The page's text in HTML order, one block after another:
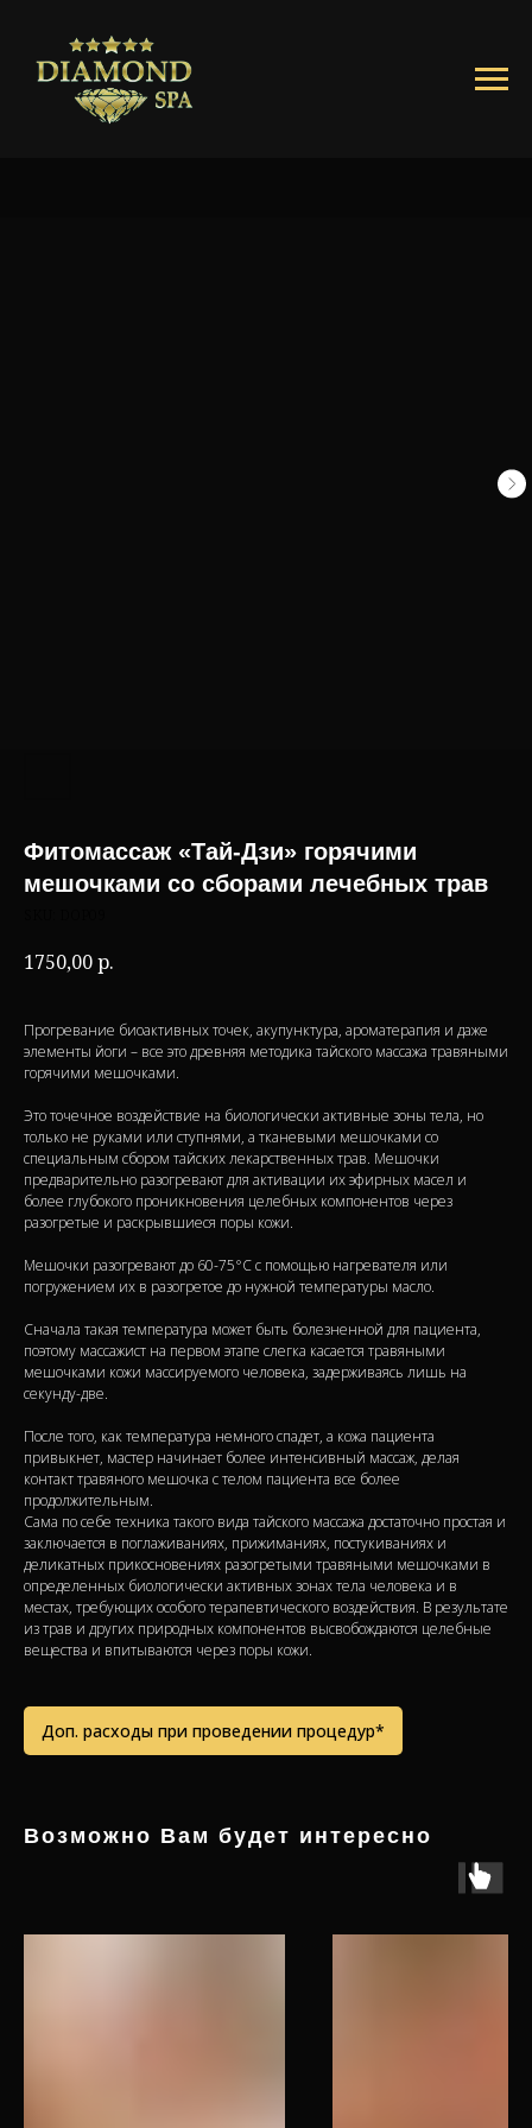
Фитомассаж «Тай-Дзи» горячими
мешочками со сборами лечебных трав
1750,00р.
Прогревание биоактивных точек, акупунктура, ароматерапия и даже
элементы йоги – все это древняя методика тайского массажа травяными
горячими мешочками.
Это точечное воздействие на биологически активные зоны тела, но
только не руками или ступнями, а тканевыми мешочками со
специальным сбором тайских лекарственных трав. Мешочки
предварительно разогревают для активации их эфирных масел и
более глубокого проникновения целебных компонентов через
разогретые и раскрывшиеся поры кожи.
Мешочки разогревают до 60-75°С с помощью нагревателя или
погружением их в разогретое до нужной температуры масло.
Сначала такая температура может быть болезненной для пациента,
поэтому массажист на первом этапе слегка касается травяными
мешочками кожи массируемого человека, задерживаясь лишь на
секунду-две.
После того, как температура немного спадет, а кожа пациента
привыкнет, мастер начинает более интенсивный массаж, делая
контакт травяного мешочка с телом пациента все более
продолжительным.
Сама по себе техника такого вида тайского массажа достаточно простая и
заключается в поглаживаниях, прижиманиях, постукиваниях и
деликатных прикосновениях разогретыми травяными мешочками в
определенных биологически активных зонах тела человека и в
местах, требующих особого терапевтического воздействия. В результате
из трав и других природных компонентов высвобождаются целебные
вещества и впитываются через поры кожи.
Доп. расходы при проведении процедур*
Возможно Вам будет интересно